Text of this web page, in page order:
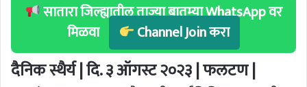
सातारा जिल्ह्यातील ताज्या बातम्या WhatsApp वर
मिळवा
Channel Join करा
दैनिक स्थैर्य | दि. ३ ऑगस्ट २०२३ | फलटण |